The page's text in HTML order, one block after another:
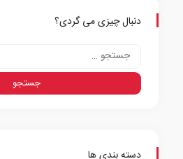
دنبال چیزی می گردی؟